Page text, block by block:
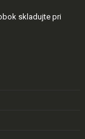
skladujte pri